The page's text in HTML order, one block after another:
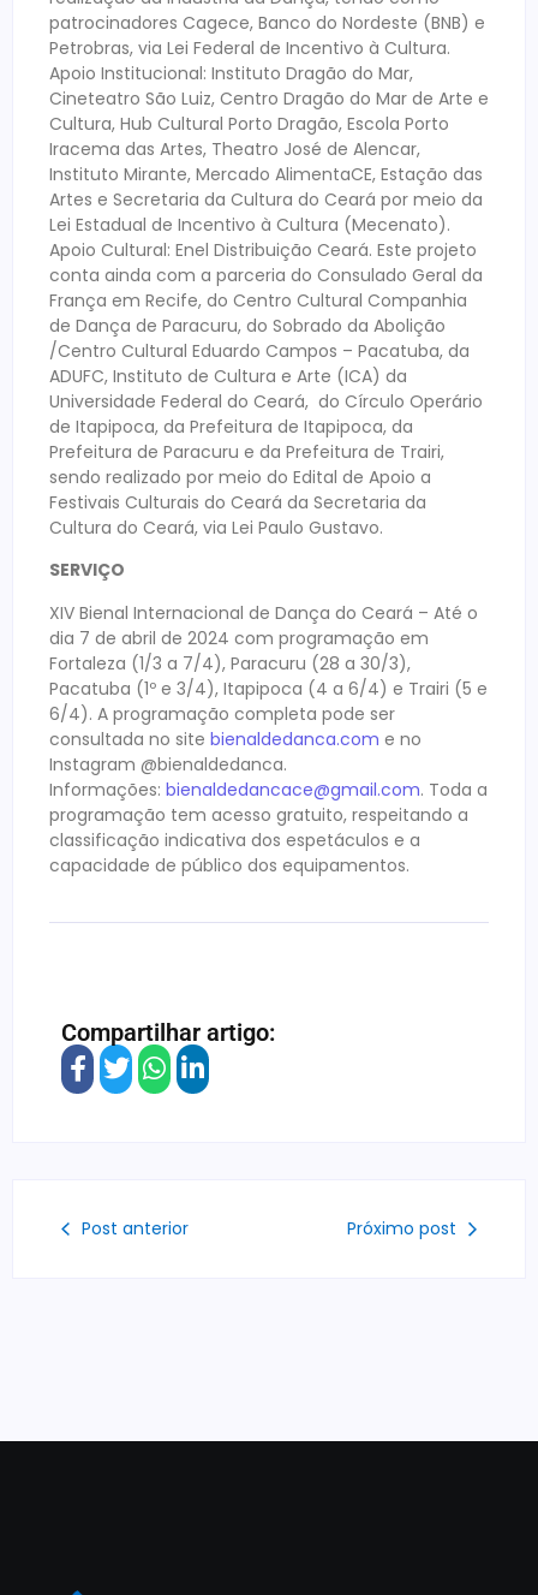
patrocinadores Cagece, Banco do Nordeste (BNB) e
Petrobras, via Lei Federal de Incentivo à Cultura.
Apoio Institucional: Instituto Dragão do Mar,
Cineteatro São Luiz, Centro Dragão do Mar de Arte e
Cultura, Hub Cultural Porto Dragão, Escola Porto
Iracema das Artes, Theatro José de Alencar,
Instituto Mirante, Mercado AlimentaCE, Estação das
Artes e Secretaria da Cultura do Ceará por meio da
Lei Estadual de Incentivo à Cultura (Mecenato).
Apoio Cultural: Enel Distribuição Ceará. Este projeto
conta ainda com a parceria do Consulado Geral da
França em Recife, do Centro Cultural Companhia
de Dança de Paracuru, do Sobrado da Abolição
/Centro Cultural Eduardo Campos – Pacatuba, da
ADUFC, Instituto de Cultura e Arte (ICA) da
Universidade Federal do Ceará, do Círculo Operário
de Itapipoca, da Prefeitura de Itapipoca, da
Prefeitura de Paracuru e da Prefeitura de Trairi,
sendo realizado por meio do Edital de Apoio a
Festivais Culturais do Ceará da Secretaria da
Cultura do Ceará, via Lei Paulo Gustavo.
SERVIÇO
XIV Bienal Internacional de Dança do Ceará – Até o
dia 7 de abril de 2024 com programação em
Fortaleza (1/3 a 7/4), Paracuru (28 a 30/3),
Pacatuba (1º e 3/4), Itapipoca (4 a 6/4) e Trairi (5 e
6/4). A programação completa pode ser
consultada no site bienaldedanca.com e no
Instagram @bienaldedanca.
Informações: bienaldedancace@gmail.com. Toda a
programação tem acesso gratuito, respeitando a
classificação indicativa dos espetáculos e a
capacidade de público dos equipamentos.
Compartilhar artigo:
Post anterior Próximo post